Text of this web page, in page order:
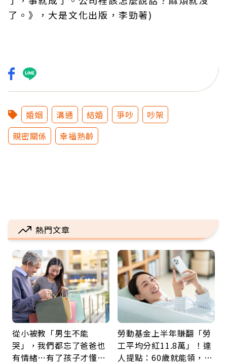
了。》，大是文化出版，李勁著)
婚姻 溝通 結婚 爭吵
吵架
親密關係
幸福熟齡
熱門文章
從小被教「男生不能
哭」，我們都忘了爸爸也
有情緒…有了孩子才懂：
勞動基金上半年賺翻「勞
工平均分紅11.8萬」！達
人提點：60歲就能領，重